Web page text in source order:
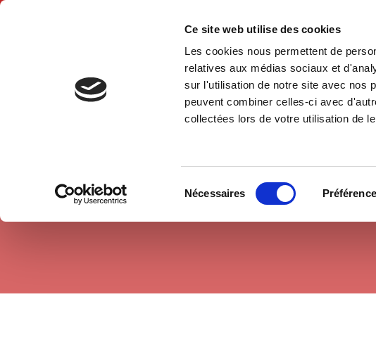
Ce site web utilise des cookies
Les cookies nous permettent de
relatives aux médias sociaux et
sur l'utilisation de notre site avec nos
peuvent combiner celles-ci avec
collectées lors de votre utilisation de
Nécessaires
Home
Home French Politics